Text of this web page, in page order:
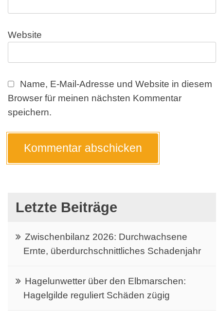
Website
Name, E-Mail-Adresse und Website in diesem
Browser für meinen nächsten Kommentar
speichern.
Letzte Beiträge
Zwischenbilanz 2026: Durchwachsene
Ernte, überdurchschnittliches Schadenjahr
Hagelunwetter über den Elbmarschen:
Hagelgilde reguliert Schäden zügig